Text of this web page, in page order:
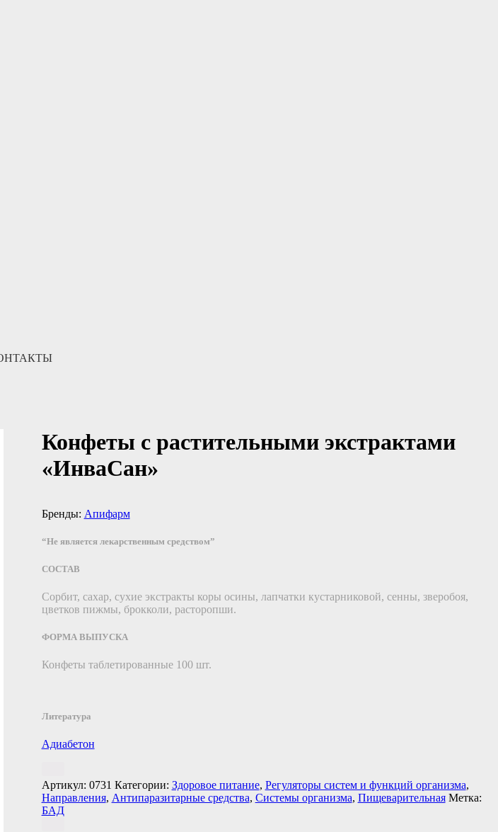
Конфеты с растительными экстрактами
«ИнваСан»
Бренды: Апифарм
“Не является лекарственным средством”
СОСТАВ
Сорбит, сахар, сухие экстракты коры осины, лапчатки кустарниковой, сенны, зверобоя,
цветков пижмы, брокколи, расторопши.
ФОРМА ВЫПУСКА
Конфеты таблетированные 100 шт.
Литература
Адиабетон
Артикул: 0731 Категории: Здоровое питание, Регуляторы систем и функций организма,
Направления, Антипаразитарные средства, Системы организма, Пищеварительная Метка:
БАД